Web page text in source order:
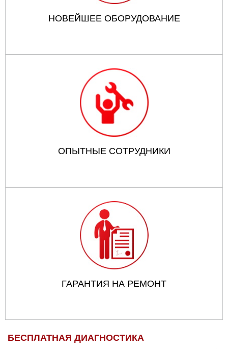
НОВЕЙШЕЕ ОБОРУДОВАНИЕ
ОПЫТНЫЕ СОТРУДНИКИ
ГАРАНТИЯ НА РЕМОНТ
БЕСПЛАТНАЯ ДИАГНОСТИКА